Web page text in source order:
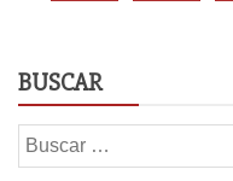
BUSCAR
Buscar: